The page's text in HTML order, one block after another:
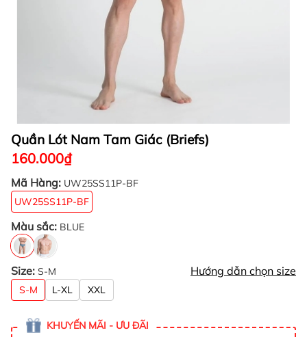
Quần Lót Nam Tam Giác (Briefs)
160.000₫
Mã Hàng: UW25SS11P-BF
UW25SS11P-BF
Màu sắc: BLUE
Size: S-M Hướng dẫn chọn size
S-M L-XL XXL
KHUYẾN MÃI - ƯU ĐÃI